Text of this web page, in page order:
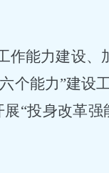
作能力建设、
个能力”建设
“投身改革